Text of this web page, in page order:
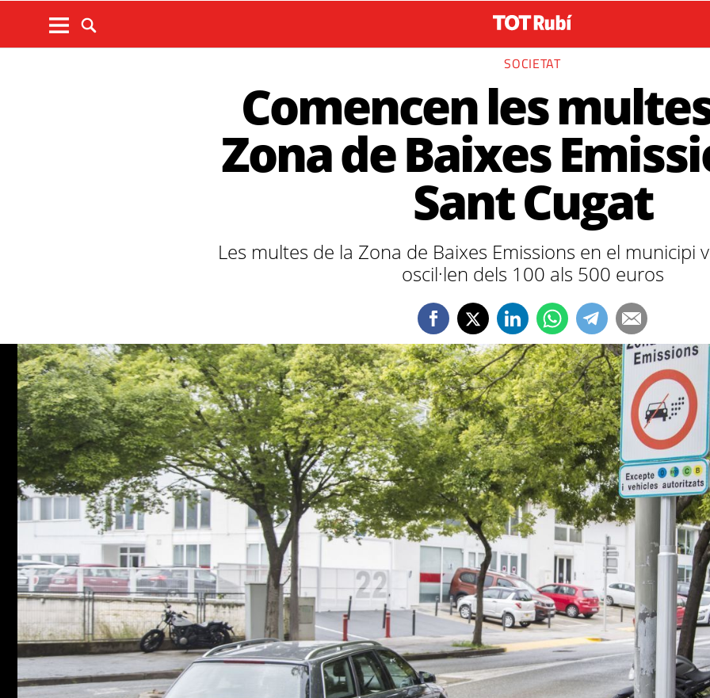
SOCIETAT
Comencen les
Zona de Baixes
Sant Cugat
Les multes de la Zona de Baixes Emissions en el municipi
oscil·len dels 100 als 500 euros